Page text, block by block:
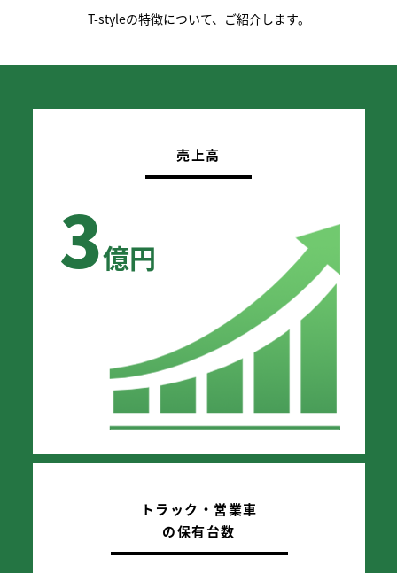
T-styleの特徴について、ご紹介します。
売上高
3億円
トラック・営業車
の保有台数